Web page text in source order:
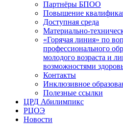
Партнёры БПОО
Повышение
Доступная среда
Материально-
«Горячая линия» по
профессионального
молодого возраста и
возможностями
Контакты
Инклюзивное
Полезные ссылки
ЦРД Абилимпикс
РЦОЭ
Новости